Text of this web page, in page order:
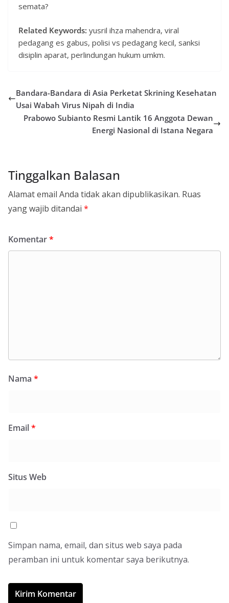
semata?
Related Keywords: yusril ihza mahendra, viral
pedagang es gabus, polisi vs pedagang kecil, sanksi
disiplin aparat, perlindungan hukum umkm.
Bandara-Bandara di Asia Perketat Skrining Kesehatan
Usai Wabah Virus Nipah di India
Prabowo Subianto Resmi Lantik 16 Anggota Dewan
Energi Nasional di Istana Negara
Tinggalkan Balasan
Alamat email Anda tidak akan dipublikasikan. Ruas
yang wajib ditandai *
Komentar*
Nama *
Email*
Situs Web
Simpan nama, email, dan situs web saya pada
peramban ini untuk komentar saya berikutnya.